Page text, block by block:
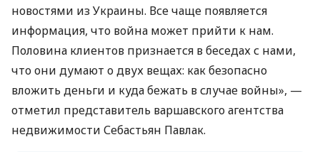
новостями из Украины. Все чаще появляется
информация, что война может прийти к нам.
Половина клиентов признается в беседах с нами,
что они думают о двух вещах: как безопасно
вложить деньги и куда бежать в случае войны», —
отметил представитель варшавского агентства
недвижимости Себастьян Павлак.